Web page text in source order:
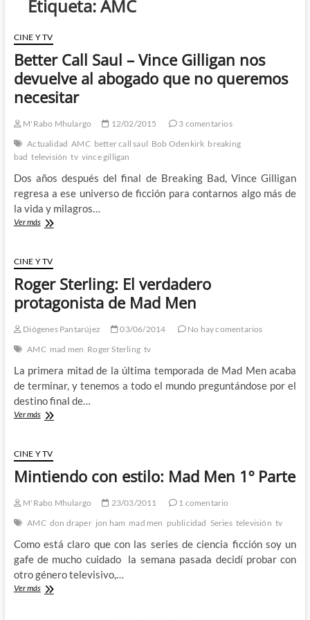
Etiqueta:AMC
CINE Y TV
Better Call Saul – Vince Gilligan nos
devuelve al abogado que no queremos
necesitar
M'Rabo Mhulargo 12/02/2015
3 comentarios
Actualidad AMC better call saul Bob Odenkirk breaking
bad televisión tv vince gilligan
Dos años después del final de Breaking Bad, Vince Gilligan
regresa a ese universo de ficción para contarnos algo más de
la vida y milagros…
Ver másBetter
–
Vince
Gilligan
nos
devuelve
abogado
que
queremos
necesitar
CINE Y TV
Roger Sterling: El verdadero
protagonista de Mad Men
Diógenes Pantarújez 03/06/2014
No hay comentarios
AMC mad men Roger Sterling tv
La primera mitad de la última temporada de Mad Men acaba
de terminar, y tenemos a todo el mundo preguntándose por el
destino final de…
Ver másRoger
verdadero
protagonista
de
Men
CINE Y TV
Mintiendo con estilo: Mad Men 1º Parte
M'Rabo Mhulargo 23/03/2011
1 comentario
AMC don draper jon ham mad men publicidad Series televisión tv
Como está claro que con las series de ciencia ficción soy un
gafe de mucho cuidado la semana pasada decidí probar con
otro género televisivo,…
Ver másMintiendo